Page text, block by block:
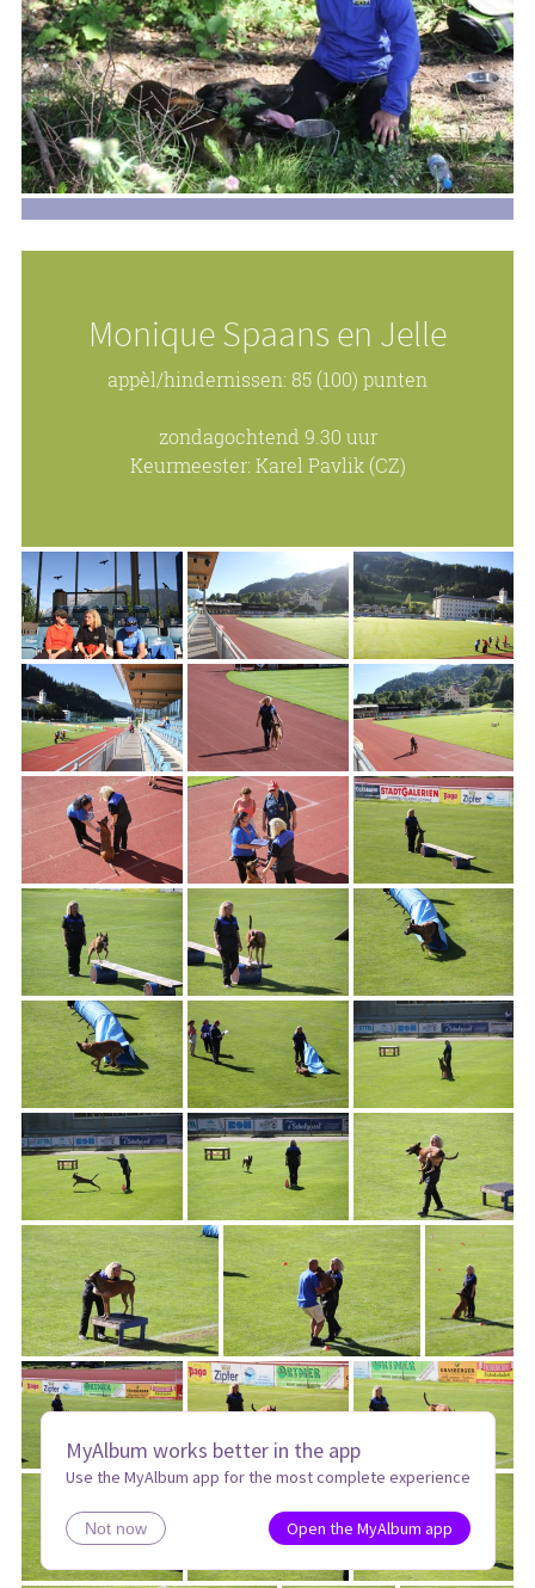
MyAlbum works better in the app
Use the MyAlbum app for the most complete experience
Not now Open the MyAlbum app
Monique Spaans en Jelle
appèl/hindernissen: 85 (100) punten
zondagochtend 9.30 uur
Keurmeester: Karel Pavlik (CZ)